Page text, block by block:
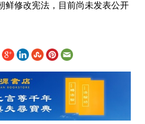
鲜修改宪法，目前尚未发表公开